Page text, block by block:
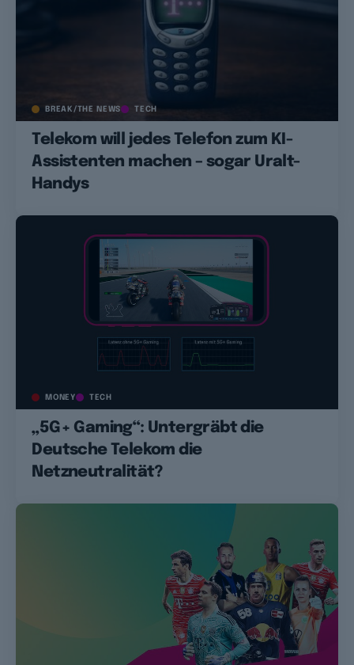
BREAK/THE NEWS TECH
Telekom will jedes Telefon zum KI-
Assistenten machen – sogar Uralt-
Handys
MONEY TECH
„5G+ Gaming“: Untergräbt die
Deutsche Telekom die
Netzneutralität?